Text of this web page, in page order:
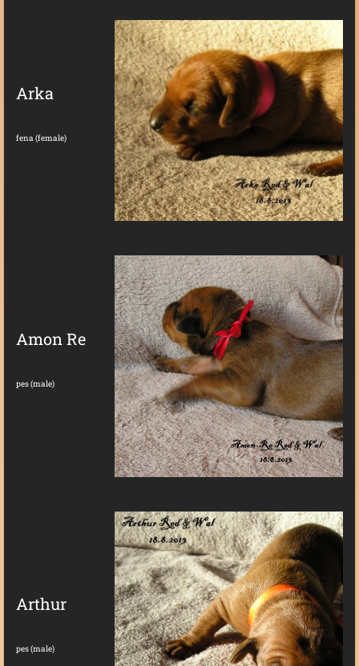
Arka
fena (female)
Amon Re
pes (male)
Arthur
pes (male)